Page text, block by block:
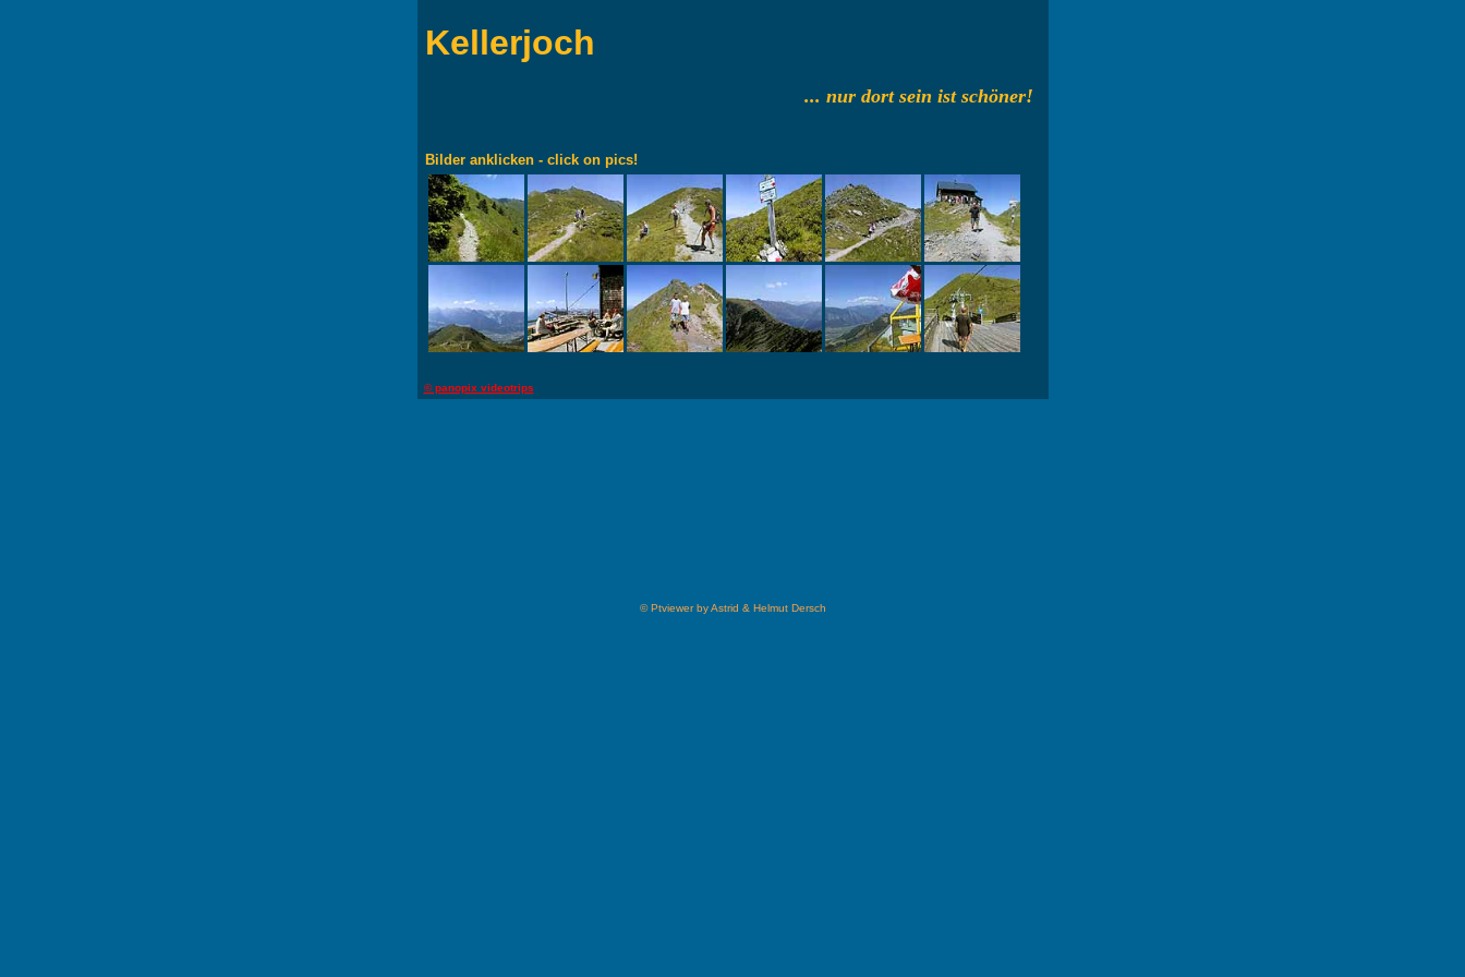
Kellerjoch
... nur dort sein ist schöner!
Bilder anklicken - click on pics!
© panopix videotrips
© Ptviewer by Astrid & Helmut Dersch